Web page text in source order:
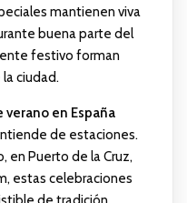
mantienen viva
buena parte del
festivo forman
ciudad.
verano en España
de estaciones.
en Puerto de la Cruz,
estas celebraciones